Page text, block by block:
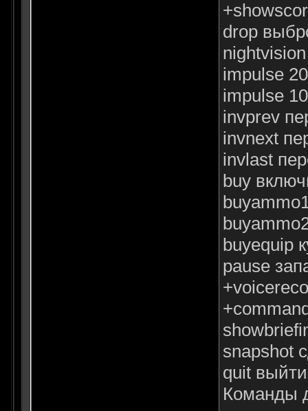
drop
impulse
impulse
invprev
invnext
invlast
buy
buyequip
pause
snapshot
quit
Команды